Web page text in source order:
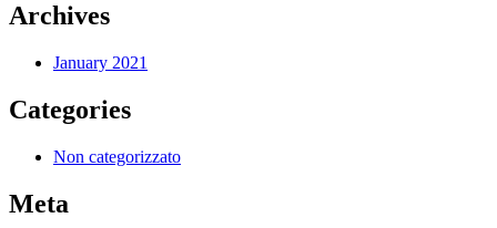
Archives
January 2021
Categories
Non categorizzato
Meta